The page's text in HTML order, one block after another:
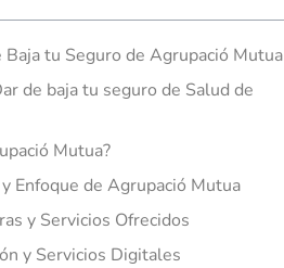
Baja tu Seguro de Agrupació Mutua
de baja tu seguro de Salud de
Mutua?
Enfoque de Agrupació Mutua
y Servicios Ofrecidos
y Servicios Digitales